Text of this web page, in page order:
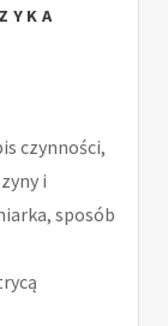
czynności,
i
sposób